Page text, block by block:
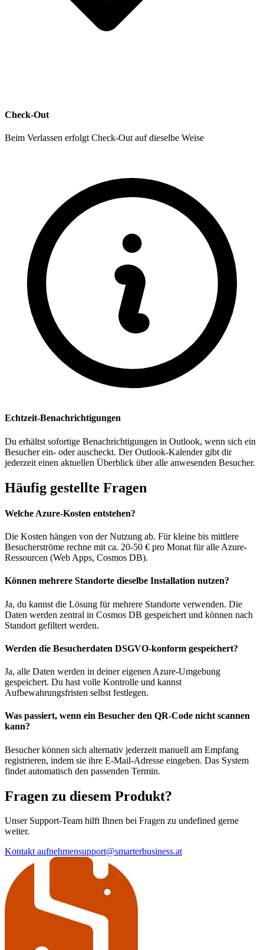
Check-Out
Beim Verlassen erfolgt Check-Out auf dieselbe Weise
Echtzeit-Benachrichtigungen
Du erhältst sofortige Benachrichtigungen in Outlook, wenn sich ein
Besucher ein- oder auscheckt. Der Outlook-Kalender gibt dir
jederzeit einen aktuellen Überblick über alle anwesenden Besucher.
Häufig gestellte Fragen
Welche Azure-Kosten entstehen?
Die Kosten hängen von der Nutzung ab. Für kleine bis mittlere
Besucherströme rechne mit ca. 20-50 € pro Monat für alle Azure-
Ressourcen (Web Apps, Cosmos DB).
Können mehrere Standorte dieselbe Installation nutzen?
Ja, du kannst die Lösung für mehrere Standorte verwenden. Die
Daten werden zentral in Cosmos DB gespeichert und können nach
Standort gefiltert werden.
Werden die Besucherdaten DSGVO-konform gespeichert?
Ja, alle Daten werden in deiner eigenen Azure-Umgebung
gespeichert. Du hast volle Kontrolle und kannst
Aufbewahrungsfristen selbst festlegen.
Was passiert, wenn ein Besucher den QR-Code nicht scannen
kann?
Besucher können sich alternativ jederzeit manuell am Empfang
registrieren, indem sie ihre E-Mail-Adresse eingeben. Das System
findet automatisch den passenden Termin.
Fragen zu diesem Produkt?
Unser Support-Team hilft Ihnen bei Fragen zu undefined gerne
weiter.
Kontakt aufnehmensupport@smarterbusiness.at